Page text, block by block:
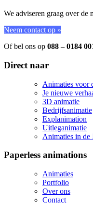
We adviseren graag over de
Neem contact op »
Of bel ons op 088 – 0184
Direct naar
Animaties voor
Je nieuwe
3D animatie
Bedrijfsanimatie
Explanimation
Uitleganimatie
Animaties in de
Paperless animations
Animaties
Portfolio
Over ons
Contact